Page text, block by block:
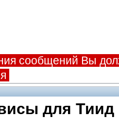
сообщений Вы
для Тиид